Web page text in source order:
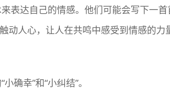
表达自己的情感。他们可能会写下一
动人心，让人在共鸣中感受到情感的力
确幸”和“小纠结”。